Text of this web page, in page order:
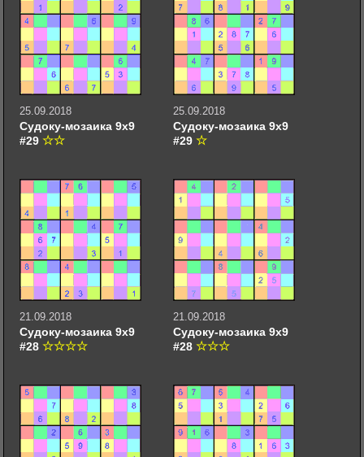
25.09.2018
Судоку-мозаика 9х9
#29
25.09.2018
Судоку-мозаика 9х9
#29
21.09.2018
Судоку-мозаика 9х9
#28
21.09.2018
Судоку-мозаика 9х9
#28